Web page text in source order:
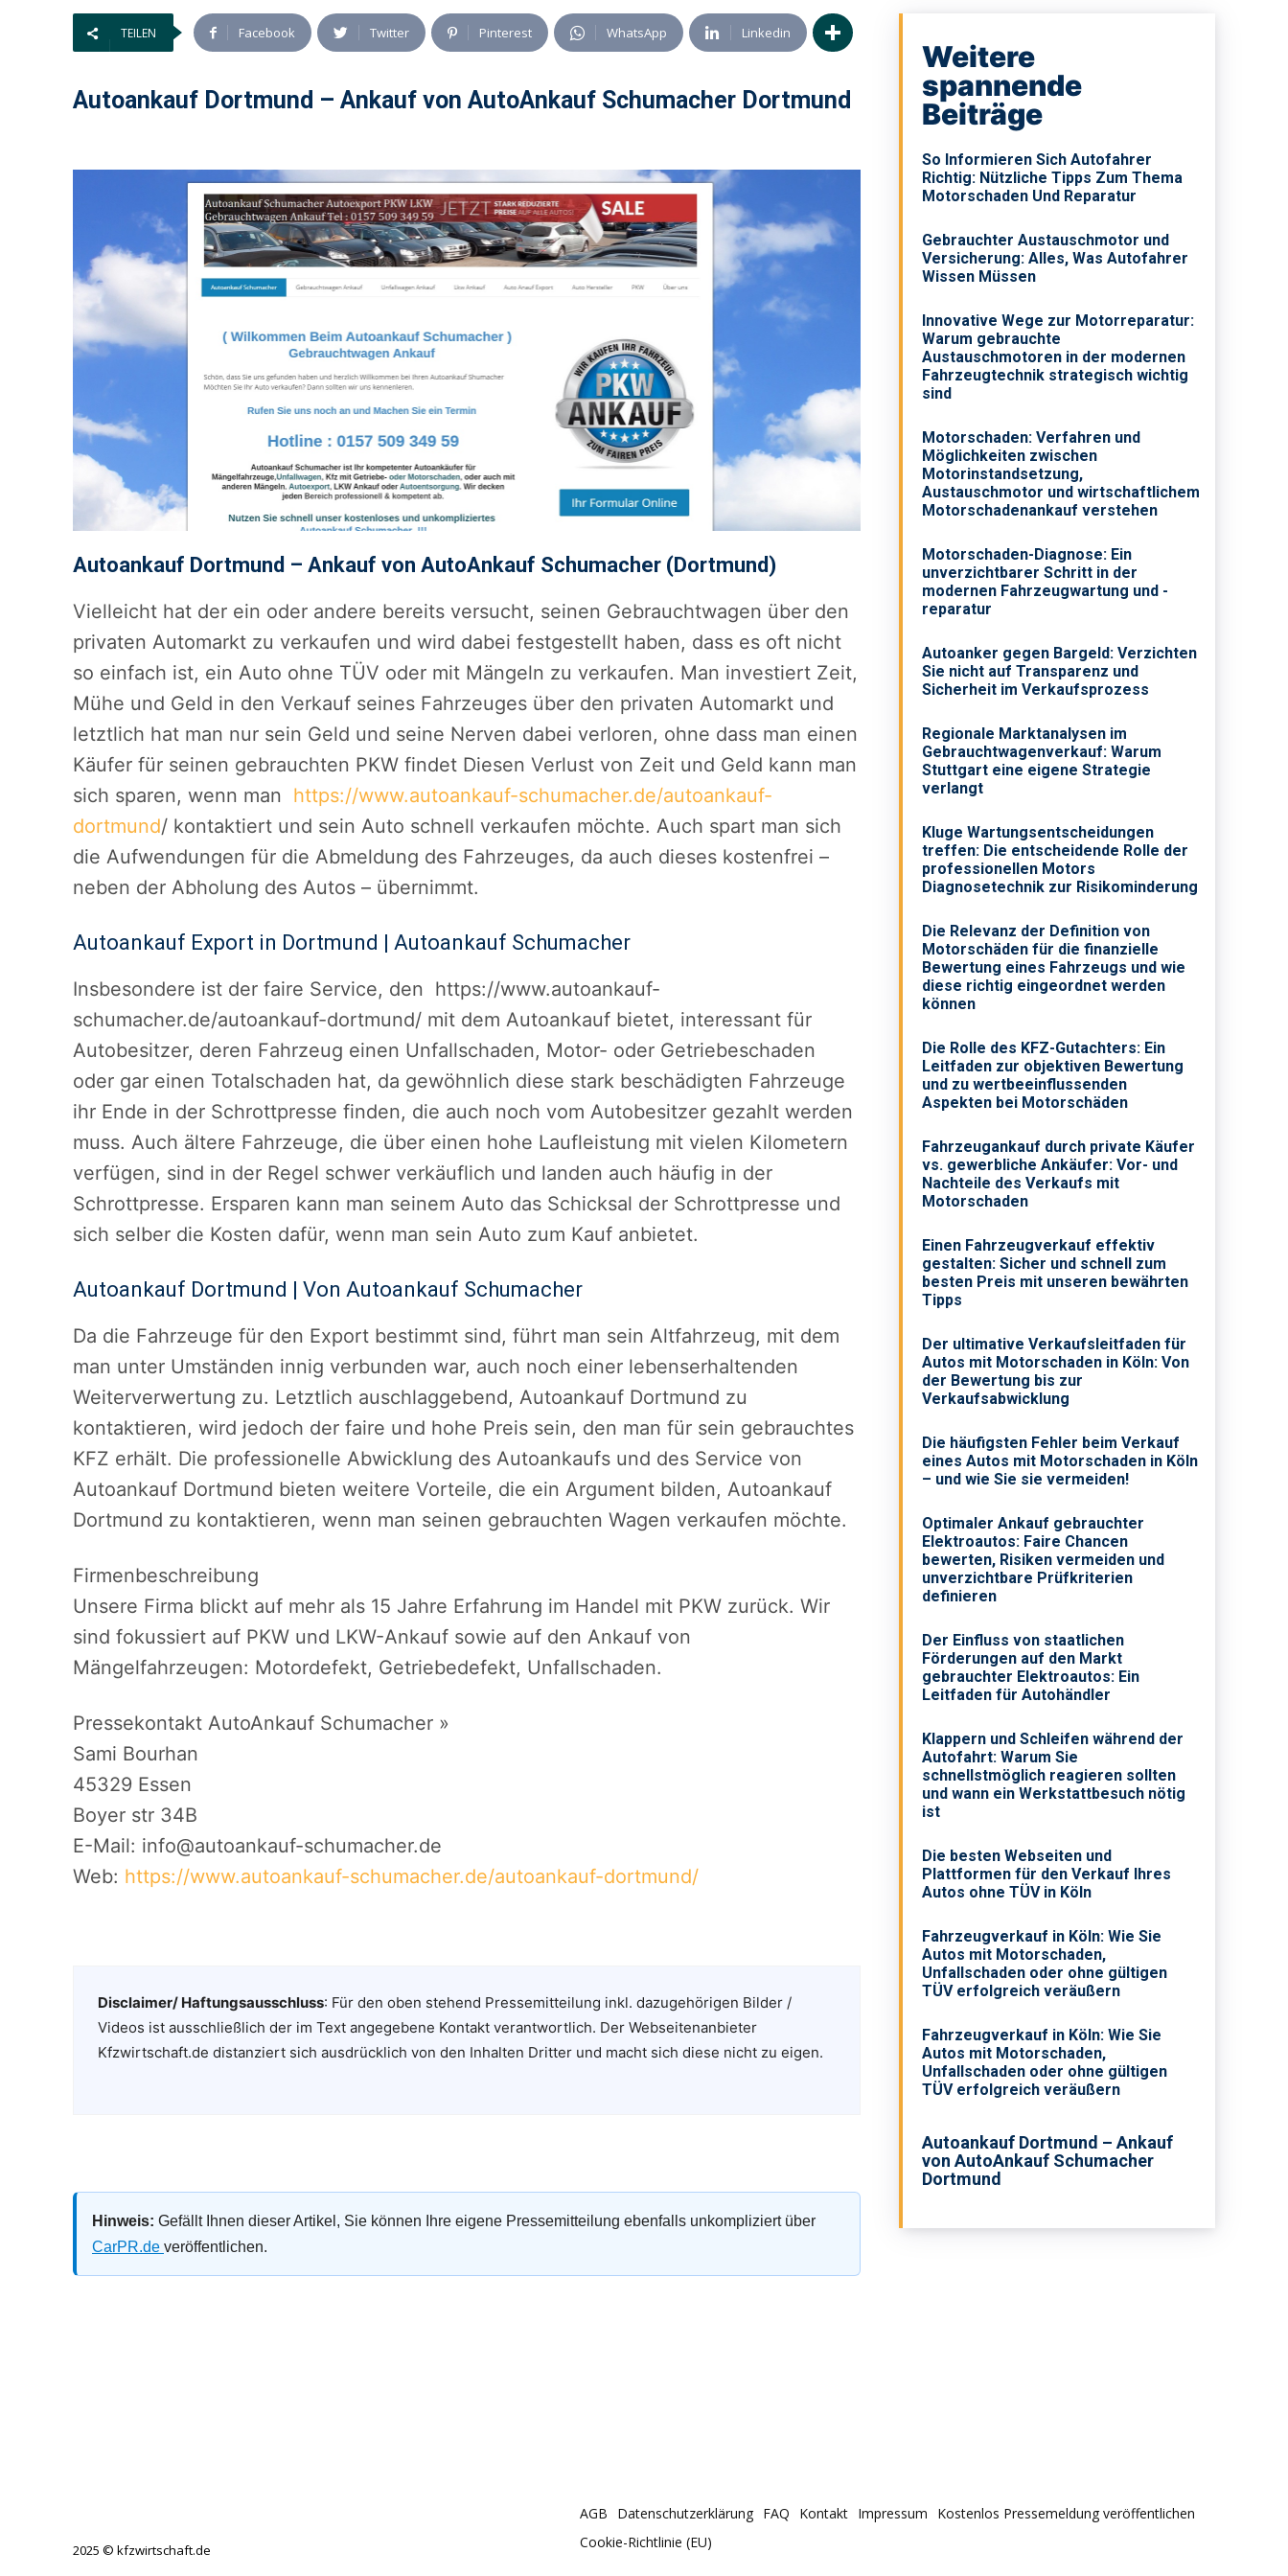
TEILEN Facebook Twitter Pinterest WhatsApp Linkedin
Autoankauf Dortmund – Ankauf von AutoAnkauf Schumacher Dortmund
Autoankauf Dortmund – Ankauf von AutoAnkauf Schumacher (Dortmund)
Vielleicht hat der ein oder andere bereits versucht, seinen Gebrauchtwagen über den
privaten Automarkt zu verkaufen und wird dabei festgestellt haben, dass es oft nicht
so einfach ist, ein Auto ohne TÜV oder mit Mängeln zu verkaufen. Man investiert Zeit,
Mühe und Geld in den Verkauf seines Fahrzeuges über den privaten Automarkt und
letztlich hat man nur sein Geld und seine Nerven dabei verloren, ohne dass man einen
Käufer für seinen gebrauchten PKW findet Diesen Verlust von Zeit und Geld kann man
sich sparen, wenn man https://www.autoankauf-schumacher.de/autoankauf-
dortmund/ kontaktiert und sein Auto schnell verkaufen möchte. Auch spart man sich
die Aufwendungen für die Abmeldung des Fahrzeuges, da auch dieses kostenfrei –
neben der Abholung des Autos – übernimmt.
Autoankauf Export in Dortmund | Autoankauf Schumacher
Insbesondere ist der faire Service, den https://www.autoankauf-
schumacher.de/autoankauf-dortmund/ mit dem Autoankauf bietet, interessant für
Autobesitzer, deren Fahrzeug einen Unfallschaden, Motor- oder Getriebeschaden
oder gar einen Totalschaden hat, da gewöhnlich diese stark beschädigten Fahrzeuge
ihr Ende in der Schrottpresse finden, die auch noch vom Autobesitzer gezahlt werden
muss. Auch ältere Fahrzeuge, die über einen hohe Laufleistung mit vielen Kilometern
verfügen, sind in der Regel schwer verkäuflich und landen auch häufig in der
Schrottpresse. Ersparen kann man seinem Auto das Schicksal der Schrottpresse und
sich selber die Kosten dafür, wenn man sein Auto zum Kauf anbietet.
Autoankauf Dortmund | Von Autoankauf Schumacher
Da die Fahrzeuge für den Export bestimmt sind, führt man sein Altfahrzeug, mit dem
man unter Umständen innig verbunden war, auch noch einer lebenserhaltenden
Weiterverwertung zu. Letztlich auschlaggebend, Autoankauf Dortmund zu
kontaktieren, wird jedoch der faire und hohe Preis sein, den man für sein gebrauchtes
KFZ erhält. Die professionelle Abwicklung des Autoankaufs und des Service von
Autoankauf Dortmund bieten weitere Vorteile, die ein Argument bilden, Autoankauf
Dortmund zu kontaktieren, wenn man seinen gebrauchten Wagen verkaufen möchte.
Firmenbeschreibung
Unsere Firma blickt auf mehr als 15 Jahre Erfahrung im Handel mit PKW zurück. Wir
sind fokussiert auf PKW und LKW-Ankauf sowie auf den Ankauf von
Mängelfahrzeugen: Motordefekt, Getriebedefekt, Unfallschaden.
Pressekontakt AutoAnkauf Schumacher »
Sami Bourhan
45329 Essen
Boyer str 34B
E-Mail: info@autoankauf-schumacher.de
Web: https://www.autoankauf-schumacher.de/autoankauf-dortmund/
Disclaimer/ Haftungsausschluss: Für den oben stehend Pressemitteilung inkl. dazugehörigen Bilder /
Videos ist ausschließlich der im Text angegebene Kontakt verantwortlich. Der Webseitenanbieter
Kfzwirtschaft.de distanziert sich ausdrücklich von den Inhalten Dritter und macht sich diese nicht zu eigen.
Hinweis: Gefällt Ihnen dieser Artikel, Sie können Ihre eigene Pressemitteilung ebenfalls unkompliziert über
CarPR.de veröffentlichen.
Weitere
spannende
Beiträge
So Informieren Sich Autofahrer
Richtig: Nützliche Tipps Zum Thema
Motorschaden Und Reparatur
Gebrauchter Austauschmotor und
Versicherung: Alles, Was Autofahrer
Wissen Müssen
Innovative Wege zur Motorreparatur:
Warum gebrauchte
Austauschmotoren in der modernen
Fahrzeugtechnik strategisch wichtig
sind
Motorschaden: Verfahren und
Möglichkeiten zwischen
Motorinstandsetzung,
Austauschmotor und wirtschaftlichem
Motorschadenankauf verstehen
Motorschaden-Diagnose: Ein
unverzichtbarer Schritt in der
modernen Fahrzeugwartung und -
reparatur
Autoanker gegen Bargeld: Verzichten
Sie nicht auf Transparenz und
Sicherheit im Verkaufsprozess
Regionale Marktanalysen im
Gebrauchtwagenverkauf: Warum
Stuttgart eine eigene Strategie
verlangt
Kluge Wartungsentscheidungen
treffen: Die entscheidende Rolle der
professionellen Motors
Diagnosetechnik zur Risikominderung
Die Relevanz der Definition von
Motorschäden für die finanzielle
Bewertung eines Fahrzeugs und wie
diese richtig eingeordnet werden
können
Die Rolle des KFZ-Gutachters: Ein
Leitfaden zur objektiven Bewertung
und zu wertbeeinflussenden
Aspekten bei Motorschäden
Fahrzeugankauf durch private Käufer
vs. gewerbliche Ankäufer: Vor- und
Nachteile des Verkaufs mit
Motorschaden
Einen Fahrzeugverkauf effektiv
gestalten: Sicher und schnell zum
besten Preis mit unseren bewährten
Tipps
Der ultimative Verkaufsleitfaden für
Autos mit Motorschaden in Köln: Von
der Bewertung bis zur
Verkaufsabwicklung
Die häufigsten Fehler beim Verkauf
eines Autos mit Motorschaden in Köln
– und wie Sie sie vermeiden!
Optimaler Ankauf gebrauchter
Elektroautos: Faire Chancen
bewerten, Risiken vermeiden und
unverzichtbare Prüfkriterien
definieren
Der Einfluss von staatlichen
Förderungen auf den Markt
gebrauchter Elektroautos: Ein
Leitfaden für Autohändler
Klappern und Schleifen während der
Autofahrt: Warum Sie
schnellstmöglich reagieren sollten
und wann ein Werkstattbesuch nötig
ist
Die besten Webseiten und
Plattformen für den Verkauf Ihres
Autos ohne TÜV in Köln
Fahrzeugverkauf in Köln: Wie Sie
Autos mit Motorschaden,
Unfallschaden oder ohne gültigen
TÜV erfolgreich veräußern
Fahrzeugverkauf in Köln: Wie Sie
Autos mit Motorschaden,
Unfallschaden oder ohne gültigen
TÜV erfolgreich veräußern
Autoankauf Dortmund – Ankauf
von AutoAnkauf Schumacher
Dortmund
2025 © kfzwirtschaft.de
AGB Datenschutzerklärung FAQ Kontakt Impressum
Kostenlos Pressemeldung veröffentlichen
Cookie-Richtlinie (EU)